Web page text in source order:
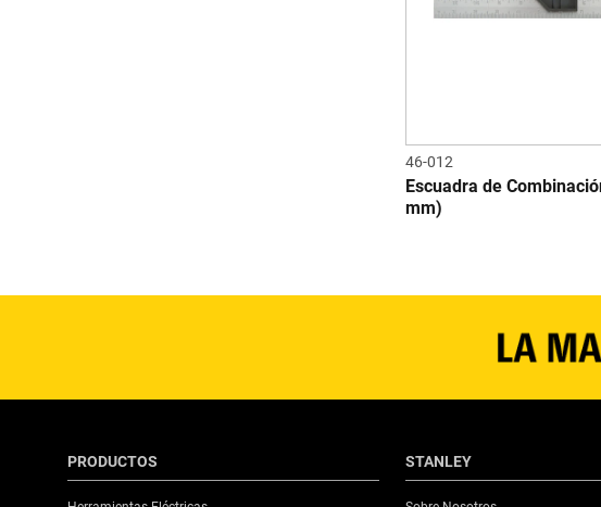
46-012
Escuadra de
mm)
PRODUCTOS STANLEY